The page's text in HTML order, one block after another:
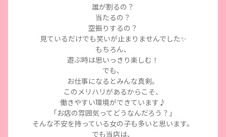
誰が割るの？
当たるの？
空振りするの？
見ているだけでも笑いが止まりませんでした✨
もちろん、
遊ぶ時は思いっきり楽しむ！
でも、
お仕事になるとみんな真剣。
このメリハリがあるからこそ、
働きやすい環境ができています♪
「お店の雰囲気ってどうなんだろう？」
そんな不安を持っている女の子も多いと思います。
でも当店は、